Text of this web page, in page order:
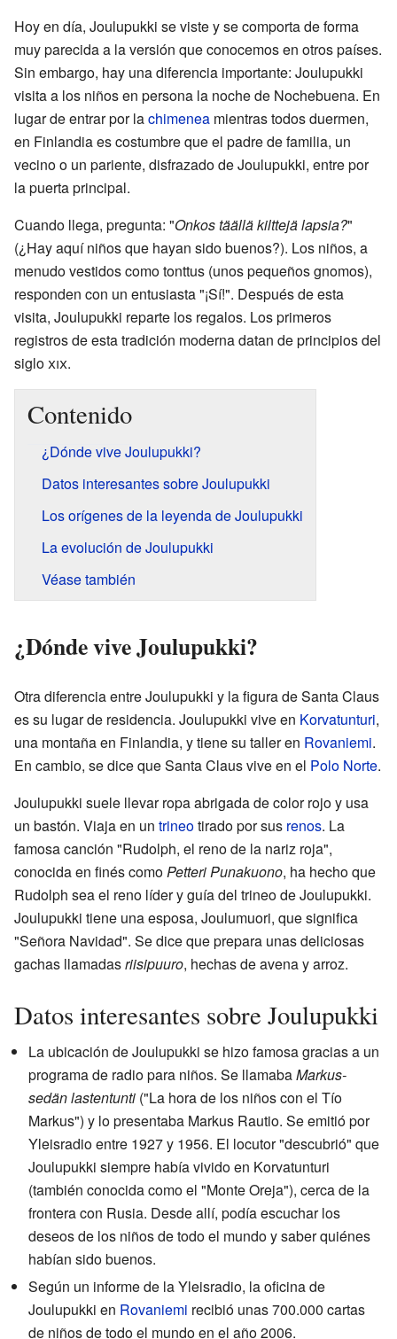
Hoy en día, Joulupukki se viste y se comporta de forma
muy parecida a la versión que conocemos en otros países.
Sin embargo, hay una diferencia importante: Joulupukki
visita a los niños en persona la noche de Nochebuena. En
lugar de entrar por lachimenea mientras todos duermen,
en Finlandia es costumbre que el padre de familia, un
vecino o un pariente, disfrazado de Joulupukki, entre por
la puerta principal.
Cuando llega, pregunta: "Onkos täällä kilttejä lapsia?"
(¿Hay aquí niños que hayan sido buenos?). Los niños, a
menudo vestidos como tonttus (unos pequeños gnomos),
responden con un entusiasta "¡Sí!". Después de esta
visita, Joulupukki reparte los regalos. Los primeros
registros de esta tradición moderna datan de principios del
sigloxix.
Contenido
¿Dónde vive Joulupukki?
Datos interesantes sobre Joulupukki
Los orígenes de la leyenda de Joulupukki
La evolución de Joulupukki
Véase también
¿Dónde vive Joulupukki?
Otra diferencia entre Joulupukki y la figura de Santa Claus
es su lugar de residencia. Joulupukki vive en Korvatunturi,
una montaña en Finlandia, y tiene su taller en Rovaniemi.
En cambio, se dice que Santa Claus vive en el Polo Norte.
Joulupukki suele llevar ropa abrigada de color rojo y usa
un bastón. Viaja en un trineotirado por sus renos. La
famosa canción "Rudolph, el reno de la nariz roja",
conocida en finés como Petteri Punakuono, ha hecho que
Rudolph sea el reno líder y guía del trineo de Joulupukki.
Joulupukki tiene una esposa, Joulumuori, que significa
"Señora Navidad". Se dice que prepara unas deliciosas
gachas llamadasriisipuuro, hechas de avena y arroz.
Datos interesantes sobre Joulupukki
La ubicación de Joulupukki se hizo famosa gracias a un
programa de radio para niños. Se llamabaMarkus-
sedän lastentunti ("La hora de los niños con el Tío
Markus") y lo presentaba Markus Rautio. Se emitió por
Yleisradio entre 1927 y 1956. El locutor "descubrió" que
Joulupukki siempre había vivido en Korvatunturi
(también conocida como el "Monte Oreja"), cerca de la
frontera con Rusia. Desde allí, podía escuchar los
deseos de los niños de todo el mundo y saber quiénes
habían sido buenos.
Según un informe de la Yleisradio, la oficina de
Joulupukki en Rovaniemi recibió unas 700.000 cartas
de niños de todo el mundo en el año 2006.